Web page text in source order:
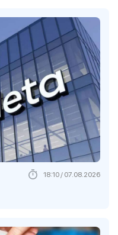
18:10 / 07.08.2026